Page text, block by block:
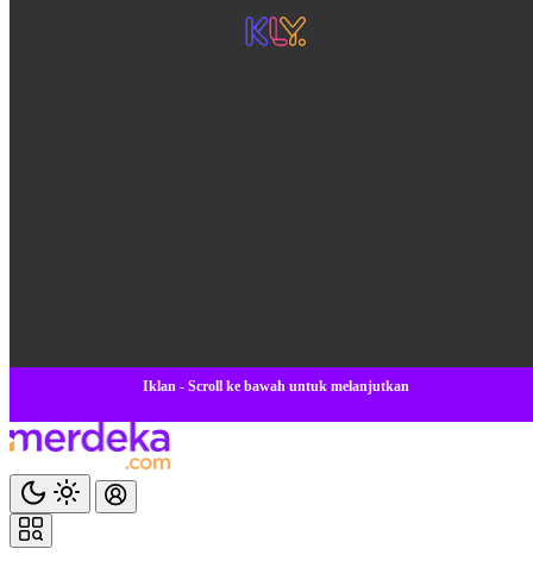
Iklan - Scroll ke bawah untuk melanjutkan